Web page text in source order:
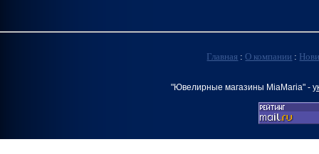
Главная :О компании :
"Ювелирные магазины MiaMaria" -